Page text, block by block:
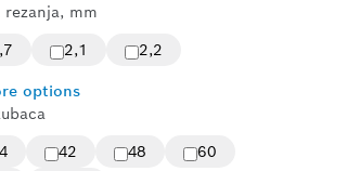
rezanja, mm
2,1 2,2
options
42 48
60